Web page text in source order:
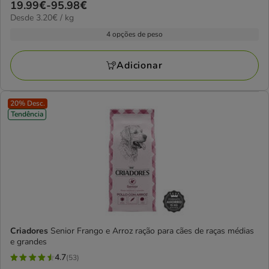
estrelas
com
avaliações
Preço
de
95.98€
19.99€-95.98€
3.20€
Desde 3.20€ / kg
4 opções de peso
Adicionar
20% Desc.
Tendência
Criadores Senior Frango e Arroz ração para cães de raças médias
e grandes
4.7 4.7(53)